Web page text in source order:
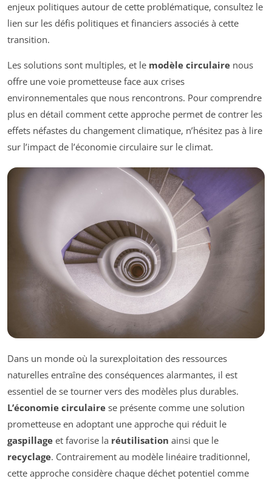
enjeux politiques autour de cette problématique, consultez le
lien sur les défis politiques et financiers associés à cette
transition.
Les solutions sont multiples, et le modèle circulaire nous
offre une voie prometteuse face aux crises
environnementales que nous rencontrons. Pour comprendre
plus en détail comment cette approche permet de contrer les
effets néfastes du changement climatique, n’hésitez pas à lire
sur l’impact de l’économie circulaire sur le climat.
Dans un monde où la surexploitation des ressources
naturelles entraîne des conséquences alarmantes, il est
essentiel de se tourner vers des modèles plus durables.
L’économie circulaire se présente comme une solution
prometteuse en adoptant une approche qui réduit le
gaspillage et favorise la réutilisation ainsi que le
recyclage. Contrairement au modèle linéaire traditionnel,
cette approche considère chaque déchet potentiel comme